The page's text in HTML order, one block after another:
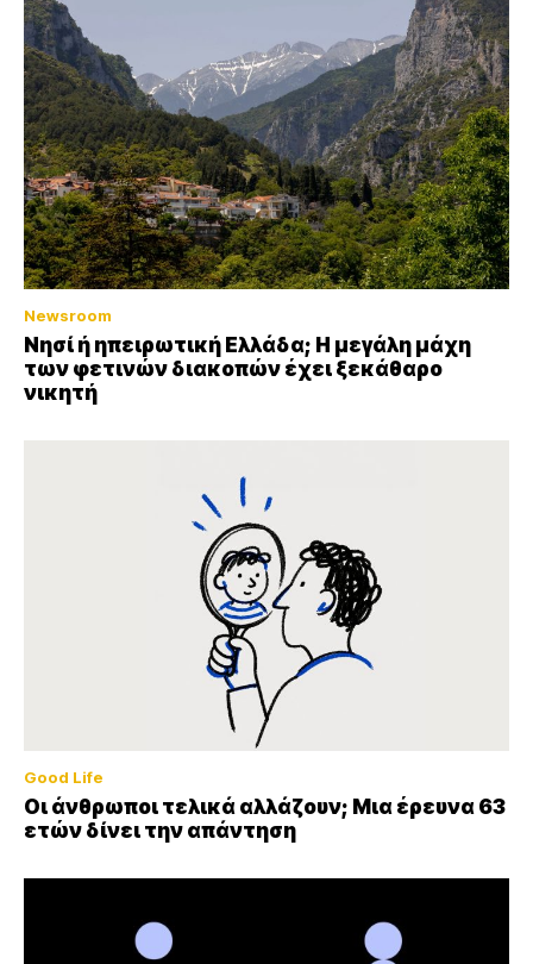
Newsroom
Νησί ή ηπειρωτική Ελλάδα; Η μεγάλη μάχη
των φετινών διακοπών έχει ξεκάθαρο
νικητή
Good Life
Οι άνθρωποι τελικά αλλάζουν; Μια έρευνα 63
ετών δίνει την απάντηση